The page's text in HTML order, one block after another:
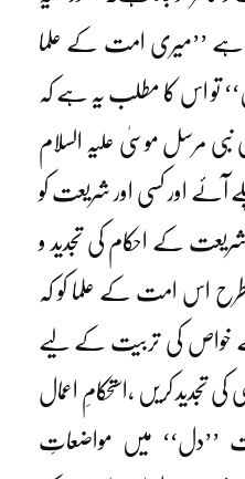
ہے ’’میری امت کے علما
تو اس کا مطلب یہ ہے کہ
مرسل موسیٰ علیہ السلام
آئے اور کسی اور شریعت کو
کے احکام کی تجدید و
اس امت کے علما کو کہ
خواص کی تربیت کے لیے
کی تجدید کریں ،استحکامِ اعمال
’’دل‘‘ میں مواضعاتِ